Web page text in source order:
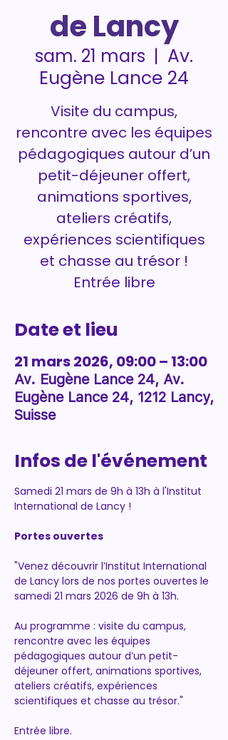
de Lancy
sam. 21 mars
  |
Av.
Eugène Lance 24
Visite du campus,
rencontre avec les équipes
pédagogiques autour d’un
petit-déjeuner offert,
animations sportives,
ateliers créatifs,
expériences scientifiques
et chasse au trésor !
Entrée libre
Date et lieu
21 mars 2026, 09:00 – 13:00
Av. Eugène Lance 24, Av.
Eugène Lance 24, 1212 Lancy,
Suisse
Infos de l'événement
Samedi 21 mars de 9h à 13h à l'Institut
International de Lancy !
Portes ouvertes
"Venez découvrir l’Institut International
de Lancy lors de nos portes ouvertes le
samedi 21 mars 2026 de 9h à 13h.
Au programme : visite du campus,
rencontre avec les équipes
pédagogiques autour d’un petit-
déjeuner offert, animations sportives,
ateliers créatifs, expériences
scientifiques et chasse au trésor."
Entrée libre.